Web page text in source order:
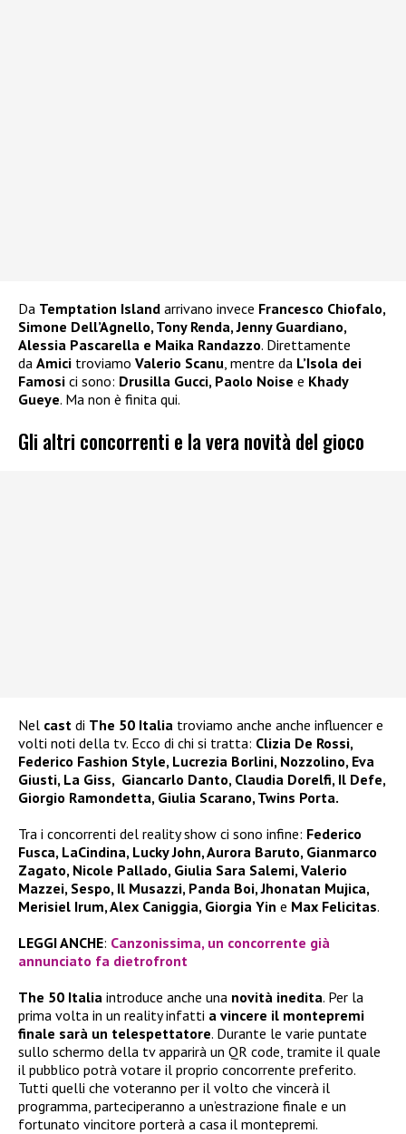
Da Temptation Island arrivano invece Francesco Chiofalo,
Simone Dell’Agnello, Tony Renda, Jenny Guardiano,
Alessia Pascarella e Maika Randazzo. Direttamente
da Amici troviamo Valerio Scanu, mentre da L’Isola dei
Famosi ci sono: Drusilla Gucci, Paolo Noise e Khady
Gueye. Ma non è finita qui.
Gli altri concorrenti e la vera novità del gioco
Nel cast di The 50 Italia troviamo anche anche influencer e
volti noti della tv. Ecco di chi si tratta: Clizia De Rossi,
Federico Fashion Style, Lucrezia Borlini, Nozzolino, Eva
Giusti, La Giss, Giancarlo Danto, Claudia Dorelfi, Il Defe,
Giorgio Ramondetta, Giulia Scarano, Twins Porta.
Tra i concorrenti del reality show ci sono infine: Federico
Fusca, LaCindina, Lucky John, Aurora Baruto, Gianmarco
Zagato, Nicole Pallado, Giulia Sara Salemi, Valerio
Mazzei, Sespo, Il Musazzi, Panda Boi, Jhonatan Mujica,
Merisiel Irum, Alex Caniggia, Giorgia Yin e Max Felicitas.
LEGGI ANCHE: Canzonissima, un concorrente già
annunciato fa dietrofront
The 50 Italia introduce anche una novità inedita. Per la
prima volta in un reality infatti a vincere il montepremi
finale sarà un telespettatore. Durante le varie puntate
sullo schermo della tv apparirà un QR code, tramite il quale
il pubblico potrà votare il proprio concorrente preferito.
Tutti quelli che voteranno per il volto che vincerà il
programma, parteciperanno a un’estrazione finale e un
fortunato vincitore porterà a casa il montepremi.